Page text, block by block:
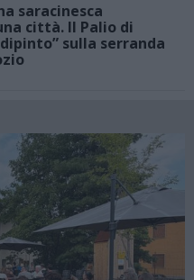
saracinesca
città. Il Palio di
sulla serranda